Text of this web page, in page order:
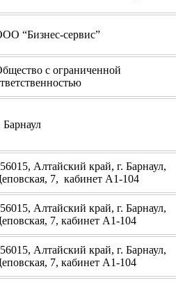
“Бизнес-сервис”
с ограниченной
Барнаул
Алтайский край, г. Барнаул,
7, кабинет А1-104
Алтайский край, г. Барнаул,
7, кабинет А1-104
Алтайский край, г. Барнаул,
7, кабинет А1-104